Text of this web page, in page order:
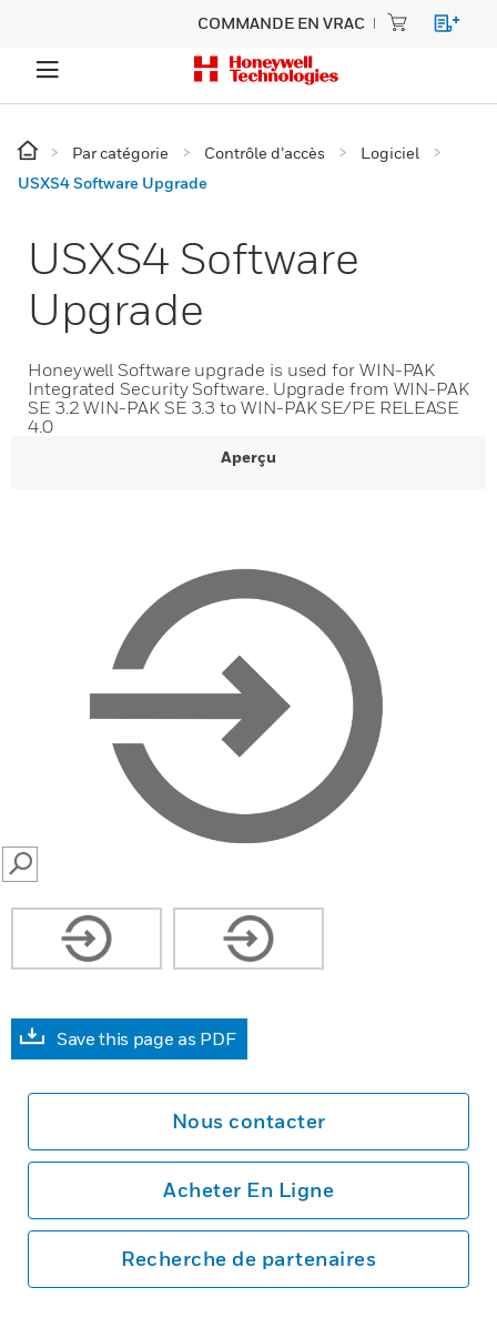
COMMANDE EN VRAC
Par catégorie Contrôle d’accès
Logiciel
USXS4 Software Upgrade
USXS4 Software
Upgrade
Honeywell Software upgrade is used for WIN-PAK
Integrated Security Software. Upgrade from WIN-PAK
SE 3.2 WIN-PAK SE 3.3 to WIN-PAK SE/PE RELEASE
4.0
Aperçu
SEARCH
Save this page as PDF
Nous contacter
Acheter En Ligne
Recherche de partenaires